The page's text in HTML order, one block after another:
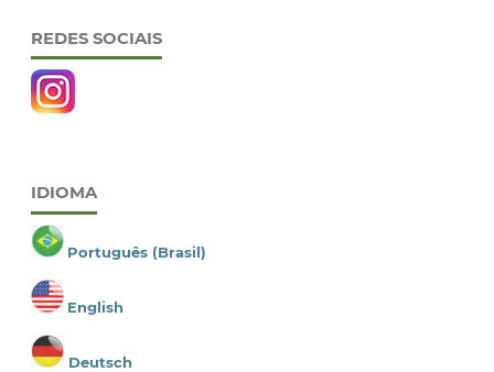
REDES SOCIAIS
IDIOMA
Português (Brasil)
English
Deutsch